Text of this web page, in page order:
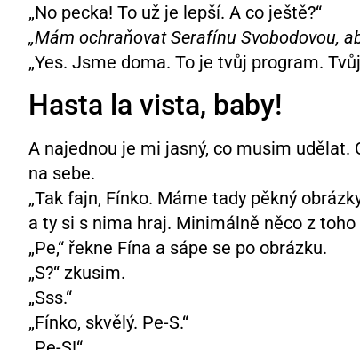
„No pecka! To už je lepší. A co ještě?“
„Mám ochraňovat Serafínu Svobodovou,
„Yes. Jsme doma. To je tvůj program.
Hasta la vista, baby!
A najednou je mi jasný, co musim
na sebe.
„Tak fajn, Fínko. Máme tady pěkný
a ty si s nima hraj. Minimálně něco z toho
„Pe,“ řekne Fína a sápe se po obrázku.
„S?“ zkusim.
„Sss.“
„Fínko, skvělý. Pe-S.“